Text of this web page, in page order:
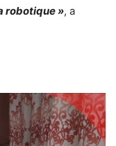
robotique », a